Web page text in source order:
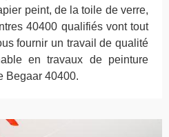
peint, de la toile de verre,
40400 qualifiés vont tout
fournir un travail de qualité
en travaux de peinture
Begaar 40400.